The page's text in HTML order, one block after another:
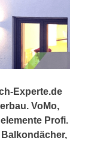
Experte.de
VoMo,
Profi.